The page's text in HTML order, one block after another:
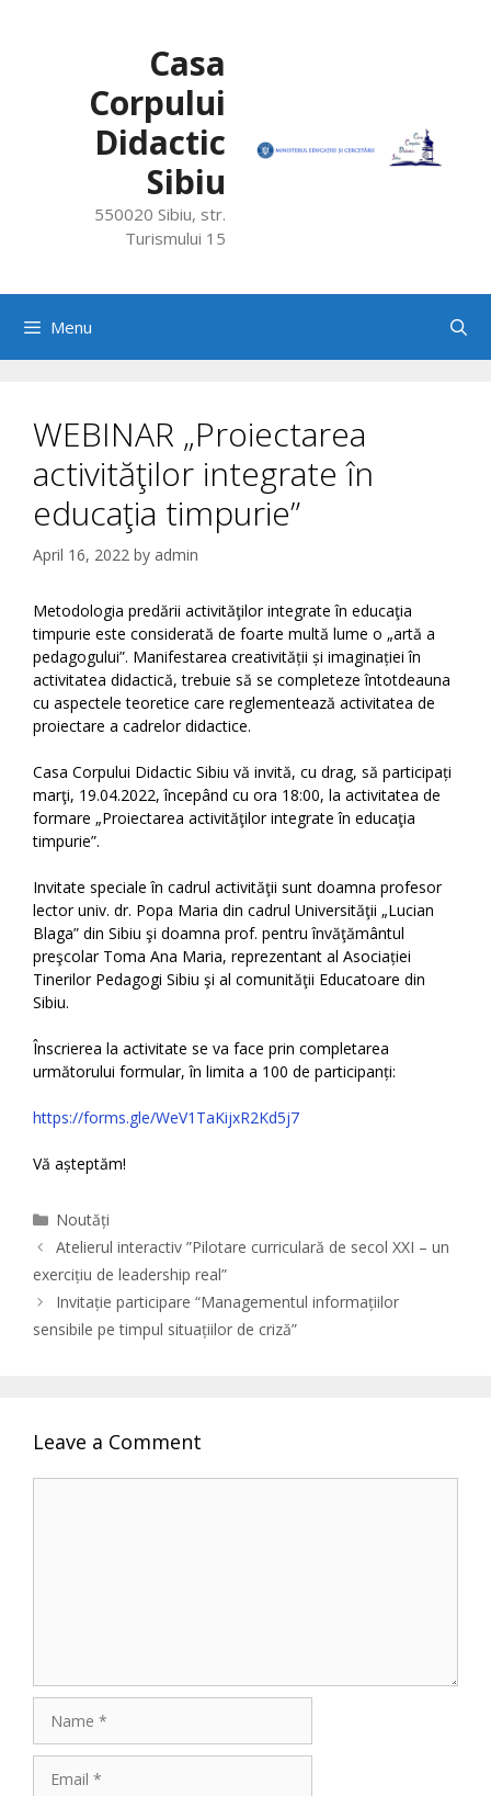
Casa
Corpului
Didactic
Sibiu
550020 Sibiu, str.
Turismului 15
Menu
WEBINAR „Proiectarea
activităţilor integrate în
educaţia timpurie”
April 16, 2022 by admin
Metodologia predării activităţilor integrate în educaţia
timpurie este considerată de foarte multă lume o „artă a
pedagogului”. Manifestarea creativității și imaginației în
activitatea didactică, trebuie să se completeze întotdeauna
cu aspectele teoretice care reglementează activitatea de
proiectare a cadrelor didactice.
Casa Corpului Didactic Sibiu vă invită, cu drag, să participați
marţi, 19.04.2022, începând cu ora 18:00, la activitatea de
formare „Proiectarea activităţilor integrate în educaţia
timpurie”.
Invitate speciale în cadrul activităţii sunt doamna profesor
lector univ. dr. Popa Maria din cadrul Universităţii „Lucian
Blaga” din Sibiu şi doamna prof. pentru învăţământul
preşcolar Toma Ana Maria, reprezentant al Asociației
Tinerilor Pedagogi Sibiu şi al comunităţii Educatoare din
Sibiu.
Înscrierea la activitate se va face prin completarea
următorului formular, în limita a 100 de participanți:
https://forms.gle/WeV1TaKijxR2Kd5j7
Vă așteptăm!
Categories
Noutăți
Atelierul interactiv ”Pilotare curriculară de secol XXI – un
exercițiu de leadership real”
Invitație participare “Managementul informațiilor
sensibile pe timpul situațiilor de criză”
Leave a Comment